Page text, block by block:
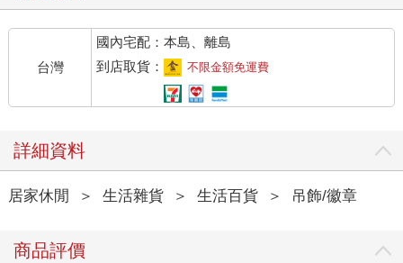
台灣
國內宅配：本島、離島
到店取貨：
不限金額免運費
詳細資料
居家休閒 ＞ 生活雜貨 ＞ 生活百貨 ＞ 吊飾/徽章
商品評價